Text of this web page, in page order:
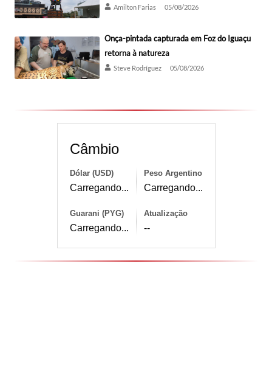
Amilton Farias 05/08/2026
Onça-pintada capturada em Foz do Iguaçu
retorna à natureza
Steve Rodríguez 05/08/2026
Câmbio
Dólar (USD)
Carregando...
Peso Argentino
Carregando...
Guarani (PYG)
Carregando...
Atualização
--